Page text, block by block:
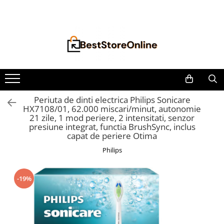
Accesorii aparate climatizare
Accesorii console gaming
Accesorii si Piese Aspiratoare
Aspiratoare Universale
Dyson
iRobot Roomba
Tefal Rowenta X-Force Flex
Xiaomi Roborock
Aspiratoare
Periuta de dinti electrica Philips Sonicare
HX7108/01, 62.000 miscari/minut, autonomie
21 zile, 1 mod periere, 2 intensitati, senzor
presiune integrat, functia BrushSync, inclus
capat de periere Otima
Philips
-19%